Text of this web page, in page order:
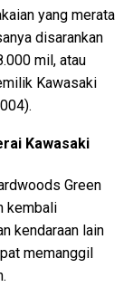
yang merata
disarankan
mil, atau
Kawasaki
Kawasaki
Green
kembali
kendaraan lain
memanggil